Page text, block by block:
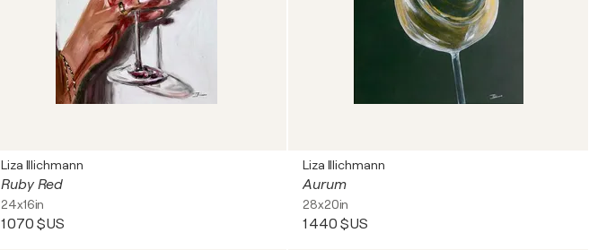
Liza Illichmann
Ruby Red
24x16in
1 070 $US
Liza Illichmann
Aurum
28x20in
1 440 $US